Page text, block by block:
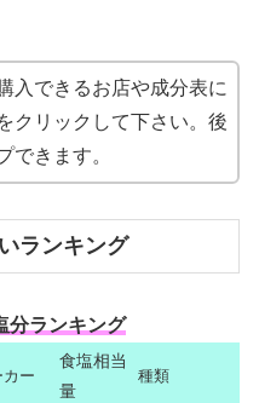
入できるお店や成分表に
クリックして下さい。後
できます。
ランキング
分ランキング
カー
食塩相当
量
種類